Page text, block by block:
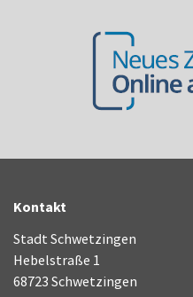
Kontakt
Stadt Schwetzingen
Hebelstraße 1
68723 Schwetzingen